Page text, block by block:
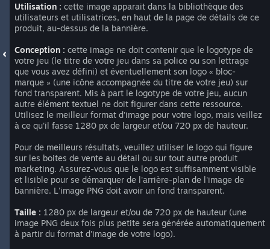
Utilisation : cette image apparait dans la bibliothèque des
utilisateurs et utilisatrices, en haut de la page de détails de ce
produit, au-dessus de la bannière.
Conception : cette image ne doit contenir que le logotype de
votre jeu (le titre de votre jeu dans sa police ou son lettrage
que vous avez défini) et éventuellement son logo « bloc-
marque » (une icône accompagnée du titre de votre jeu) sur
fond transparent. Mis à part le logotype de votre jeu, aucun
autre élément textuel ne doit figurer dans cette ressource.
Utilisez le meilleur format d'image pour votre logo, mais veillez
à ce qu'il fasse 1280 px de largeur et/ou 720 px de hauteur.
Pour de meilleurs résultats, veuillez utiliser le logo qui figure
sur les boites de vente au détail ou sur tout autre produit
marketing. Assurez-vous que le logo est suffisamment visible
et lisible pour se démarquer de l'arrière-plan de l'image de
bannière. L'image PNG doit avoir un fond transparent.
Taille : 1280 px de largeur et/ou de 720 px de hauteur (une
image PNG deux fois plus petite sera générée automatiquement
à partir du format d'image de votre logo).